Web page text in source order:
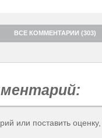
ВСЕ КОММЕНТАРИИ (303)
или поставить